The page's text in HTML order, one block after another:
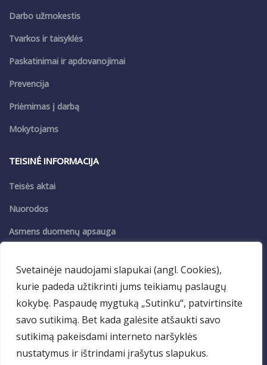
Svetainėje naudojami slapukai (angl. Cookies),
kurie padeda užtikrinti jums teikiamų paslaugų
kokybę. Paspaudę mygtuką „Sutinku“, patvirtinsite
savo sutikimą. Bet kada galėsite atšaukti savo
sutikimą pakeisdami interneto naršyklės
nustatymus ir ištrindami įrašytus slapukus.
Darbo užmokestis
Tvarkos ir taisyklės
Paskatinimai ir apdovanojimai
Prevencija
Priėmimas į darbą
Mokytojams
TEISINĖ INFORMACIJA
Teisės aktai
Nuorodos
Asmens duomenų apsauga
PASLAUGOS
Maitinimas
Patalpų nuoma